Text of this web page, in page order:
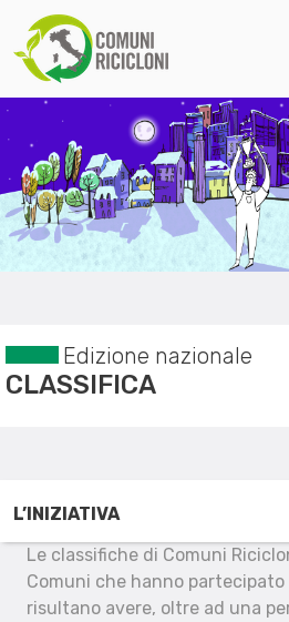
Edizione nazionale
CLASSIFICA
L’INIZIATIVA
Le classifiche di Comuni
Comuni che hanno
risultano avere, oltre ad una